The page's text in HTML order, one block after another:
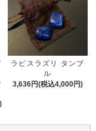
ラピスラズリ タンブ
ル
3,636円(税込4,000円)